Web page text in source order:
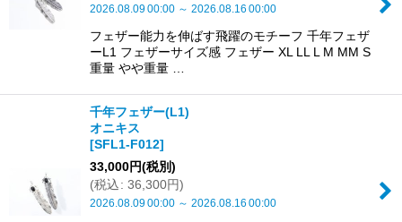
絞り込む
2026.08.0900:00 ～ 2026.08.16 00:00
フェザー能力を伸ばす飛躍のモチーフ 千年フェザ
ーL1 フェザーサイズ感 フェザー XL LL L M MM S
重量 やや重量 …
千年フェザー(L1)
オニキス
[SFL1-F012]
33,000円(税別)
(税込: 36,300円)
2026.08.0900:00 ～ 2026.08.16 00:00